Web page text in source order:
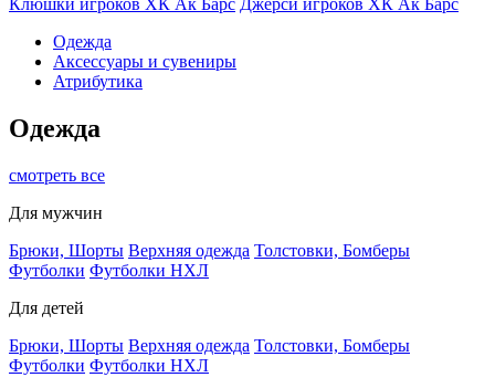
Клюшки игроков ХК Ак Барс Джерси игроков ХК Ак Барс
Одежда
Аксессуары и сувениры
Атрибутика
Одежда
смотреть все
Для мужчин
Брюки, Шорты Верхняя одежда Толстовки, Бомберы
Футболки Футболки НХЛ
Для детей
Брюки, Шорты Верхняя одежда Толстовки, Бомберы
Футболки Футболки НХЛ